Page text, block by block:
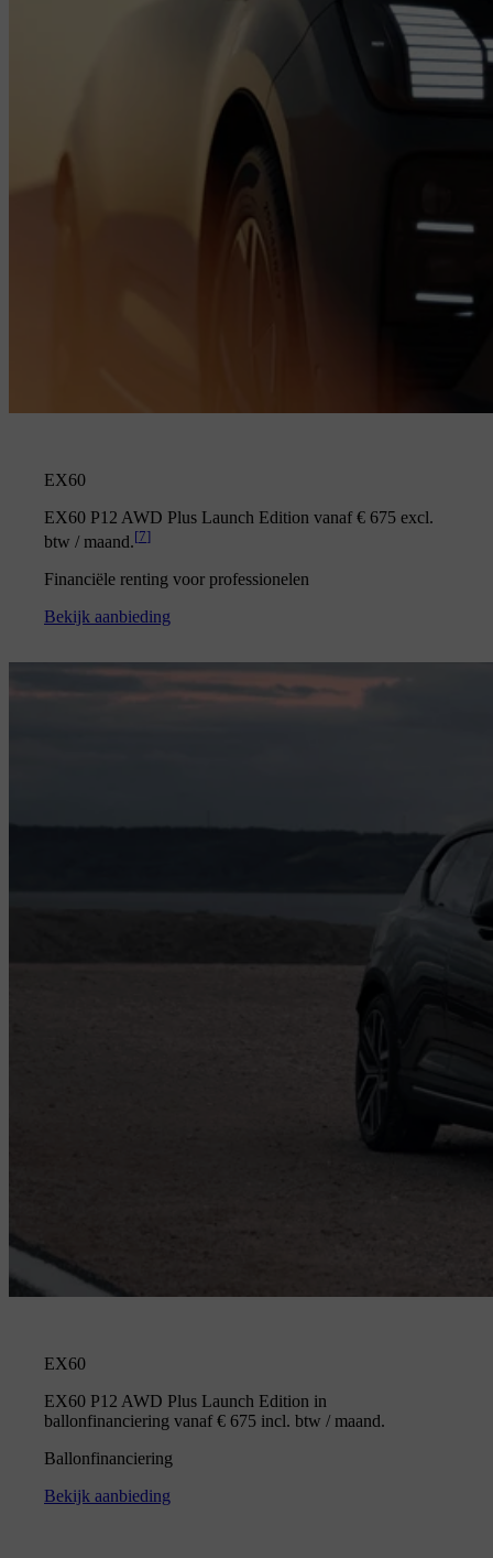
EX60
EX60 P12 AWD Plus Launch Edition vanaf € 675 excl.
btw / maand.[7]
Financiële renting voor professionelen
Bekijk aanbieding
EX60
EX60 P12 AWD Plus Launch Edition in
ballonfinanciering vanaf € 675 incl. btw / maand.
Ballonfinanciering
Bekijk aanbieding